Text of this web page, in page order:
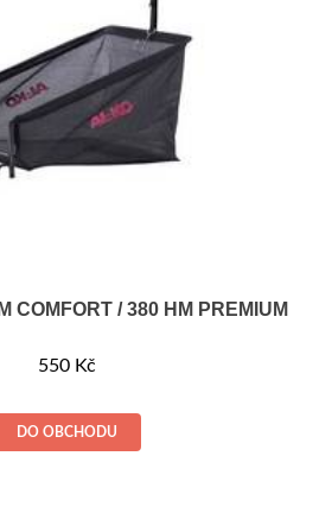
COMFORT / 380 HM PREMIUM
550 Kč
DO OBCHODU